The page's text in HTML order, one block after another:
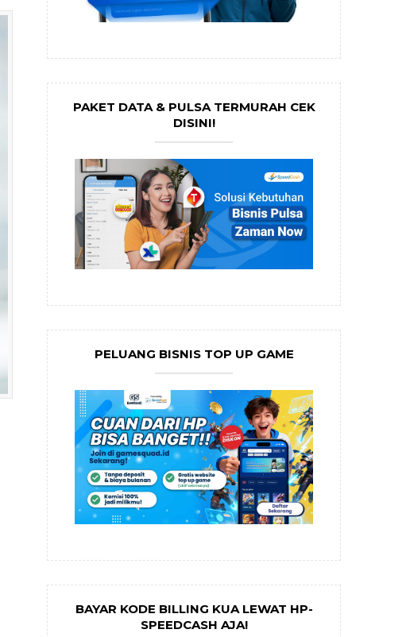
PAKET DATA & PULSA TERMURAH CEK
DISINI!
PELUANG BISNIS TOP UP GAME
BAYAR KODE BILLING KUA LEWAT HP-
SPEEDCASH AJA!